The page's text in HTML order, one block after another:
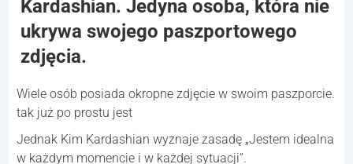
Kardashian. Jedyna osoba, która nie
ukrywa swojego paszportowego
zdjęcia.
Wiele osób posiada okropne zdjęcie w swoim paszporcie.
tak już po prostu jest
Jednak Kim Kardashian wyznaje zasadę „Jestem idealna
w każdym momencie i w każdej sytuacji”.